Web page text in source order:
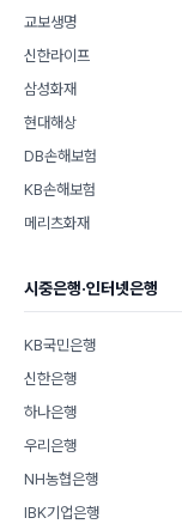
교보생명
신한라이프
삼성화재
현대해상
DB손해보험
KB손해보험
메리츠화재
시중은행·인터넷은행
KB국민은행
신한은행
하나은행
우리은행
NH농협은행
IBK기업은행